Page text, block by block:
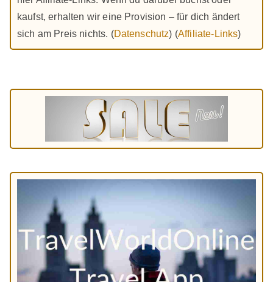
kaufst, erhalten wir eine Provision – für dich ändert
sich am Preis nichts. (Datenschutz) (Affiliate-Links)